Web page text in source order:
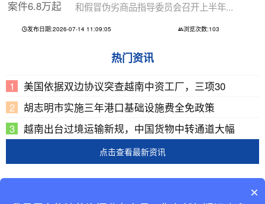
和假冒伪劣商品指导委员会召开上半年...
发布日期:2026-07-14 11:09:05 浏览次数:103
热门资讯
美国依据双边协议突查越南中资工厂，三项30
胡志明市实施三年港口基础设施费全免政策
越南出台过境运输新规，中国货物中转通道大幅
点击查看最新资讯
×